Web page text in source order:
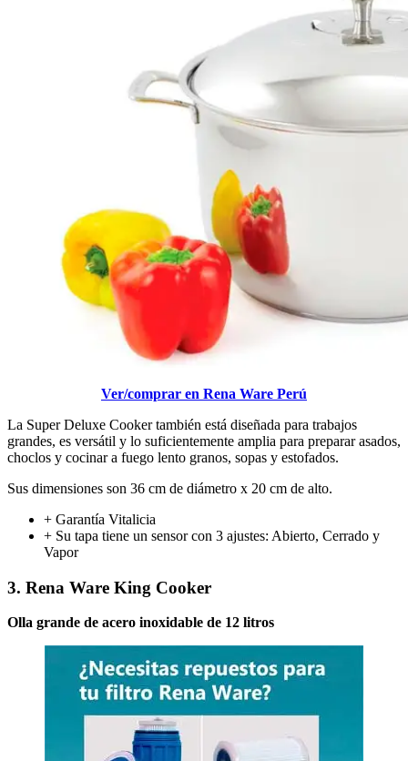
Ver/comprar en Rena Ware Perú
La Super Deluxe Cooker también está diseñada para trabajos
grandes, es versátil y lo suficientemente amplia para preparar asados,
choclos y cocinar a fuego lento granos, sopas y estofados.
Sus dimensiones son 36 cm de diámetro x 20 cm de alto.
+ Garantía Vitalicia
+ Su tapa tiene un sensor con 3 ajustes: Abierto, Cerrado y
Vapor
3. Rena Ware King Cooker
Olla grande de acero inoxidable de 12 litros